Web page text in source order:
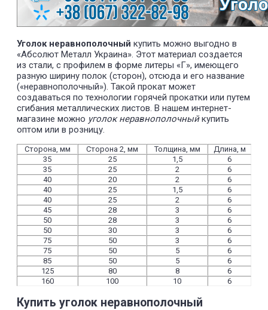
Уголок неравнополочный купить можно выгодно в
«Абсолют Металл Украина». Этот материал создается
из стали, с профилем в форме литеры «Г», имеющего
разную ширину полок (сторон), отсюда и его название
(«неравнополочный»). Такой прокат может
создаваться по технологии горячей прокатки или путем
сгибания металлических листов. В нашем интернет-
магазине можно уголок неравнополочныйкупить
оптом или в розницу.
Сторона, мм Сторона 2, мм Толщина, мм
Длина, м
35
25 1,5
6
35
25 2
6
40
20 2
6
40
25 1,5
6
40
25 2
6
45
28 3
6
50
28 3
6
50
30 3
6
75
50 3
6
75
50 5
6
85
50 5
6
125
80 8
6
160
100 10 6
Купить уголок неравнополочный